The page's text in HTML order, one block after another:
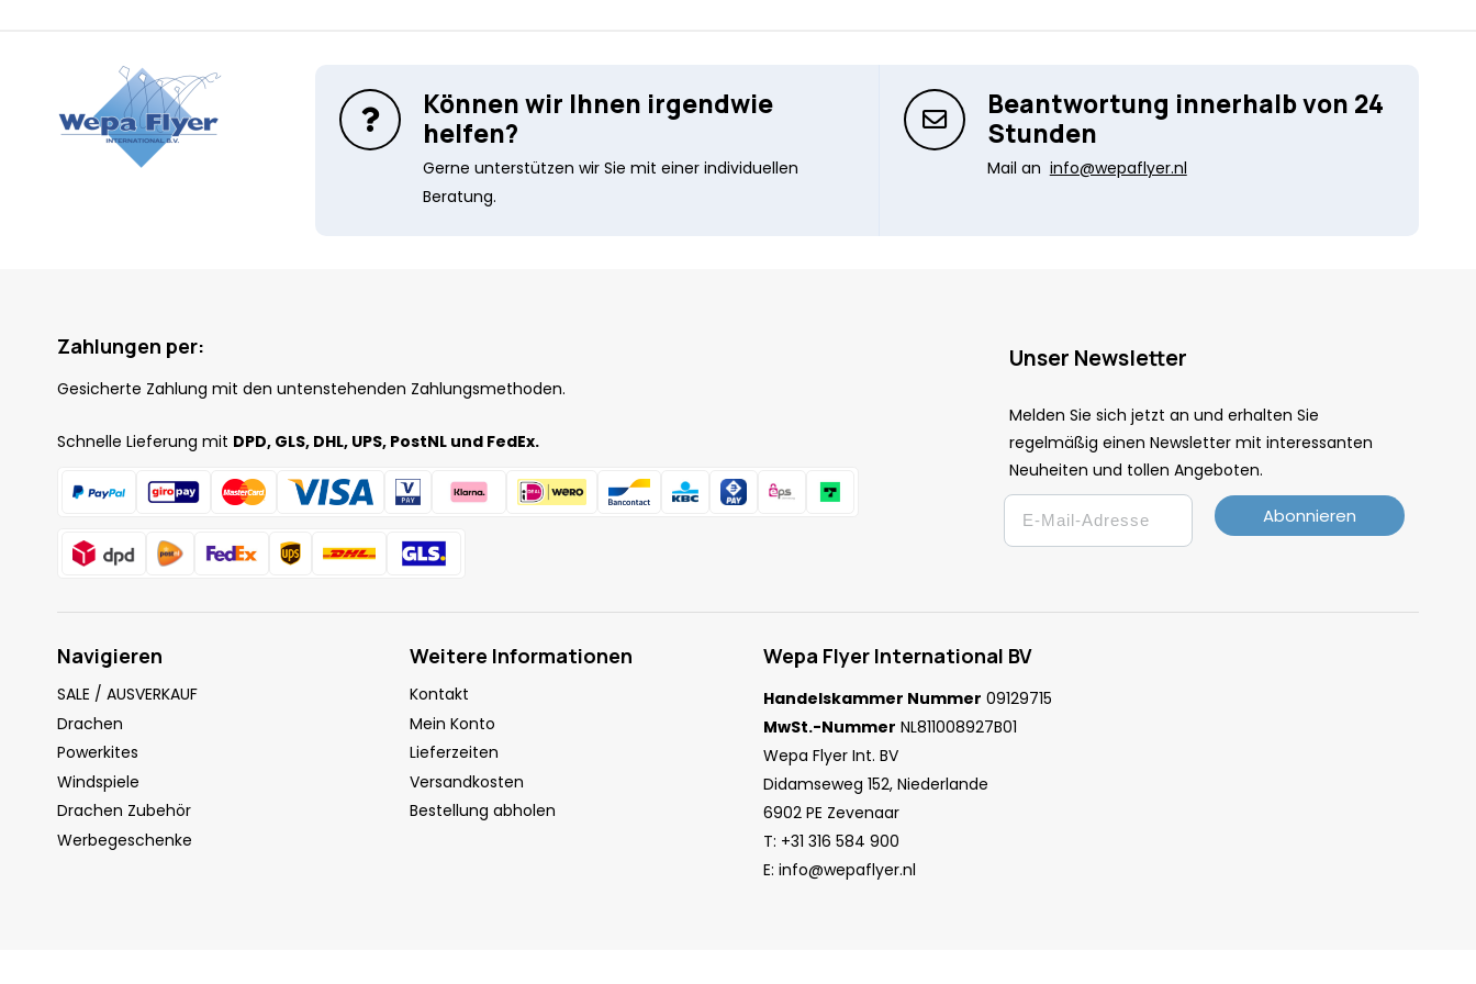
Können wir Ihnen irgendwie
helfen?
Gerne unterstützen wir Sie mit einer individuellen
Beratung.
Beantwortung innerhalb von 24
Stunden
Mail an info@wepaflyer.nl
Zahlungen per:
Gesicherte Zahlung mit den untenstehenden Zahlungsmethoden.
Schnelle Lieferung mit DPD, GLS, DHL, UPS, PostNL und FedEx.
Unser Newsletter
Melden Sie sich jetzt an und erhalten Sie
regelmäßig einen Newsletter mit interessanten
Neuheiten und tollen Angeboten.
Email
Abonnieren
Navigieren
SALE / AUSVERKAUF
Drachen
Powerkites
Windspiele
Drachen Zubehör
Werbegeschenke
Weitere Informationen
Kontakt
Mein Konto
Lieferzeiten
Versandkosten
Bestellung abholen
Wepa Flyer International BV
Handelskammer Nummer 09129715
MwSt.-Nummer NL811008927B01
Wepa Flyer Int. BV
Didamseweg 152, Niederlande
6902 PE Zevenaar
T: +31 316 584 900
E: info@wepaflyer.nl